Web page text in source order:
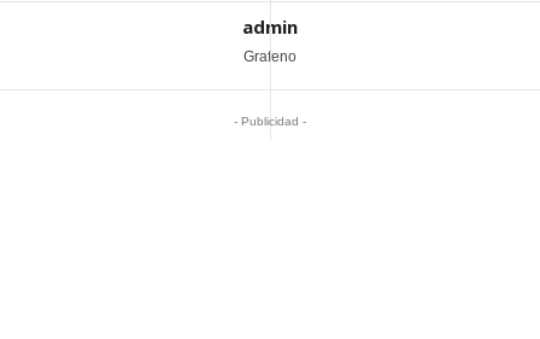
admin
Grafeno
- Publicidad -